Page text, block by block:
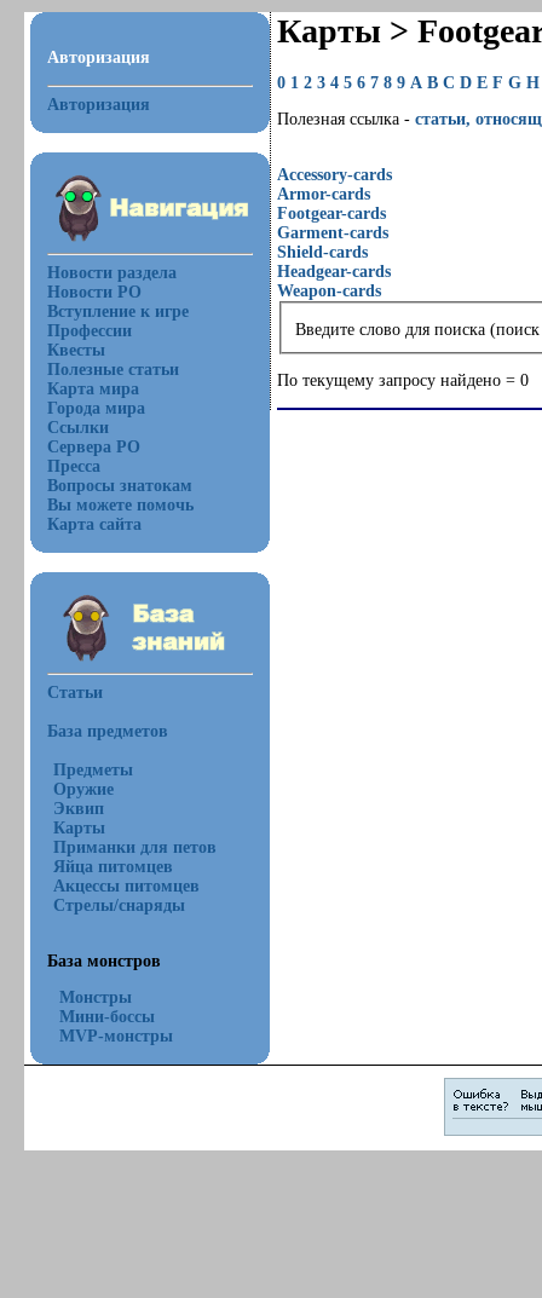
Авторизация
Авторизация
Новости раздела
Новости РО
Вступление к игре
Профессии
Квесты
Полезные статьи
Карта мира
Города мира
Ссылки
Сервера РО
Пресса
Вопросы знатокам
Вы можете помочь
Карта сайта
Статьи
База предметов
Предметы
Оружие
Эквип
Карты
Приманки для петов
Яйца питомцев
Акцессы питомцев
Стрелы/снаряды
База монстров
Монстры
Мини-боссы
MVP-монстры
Карты >
0 1 2 3 4 5 6 7 8 9 A B C D E F G H
Полезная ссылка -статьи,
Accessory-cards
Armor-cards
Footgear-cards
Garment-cards
Shield-cards
Headgear-cards
Weapon-cards
Введите слово для поиска
По текущему запросу найдено = 0